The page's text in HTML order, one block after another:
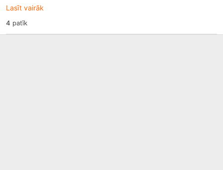
Lasīt vairāk
4 patīk